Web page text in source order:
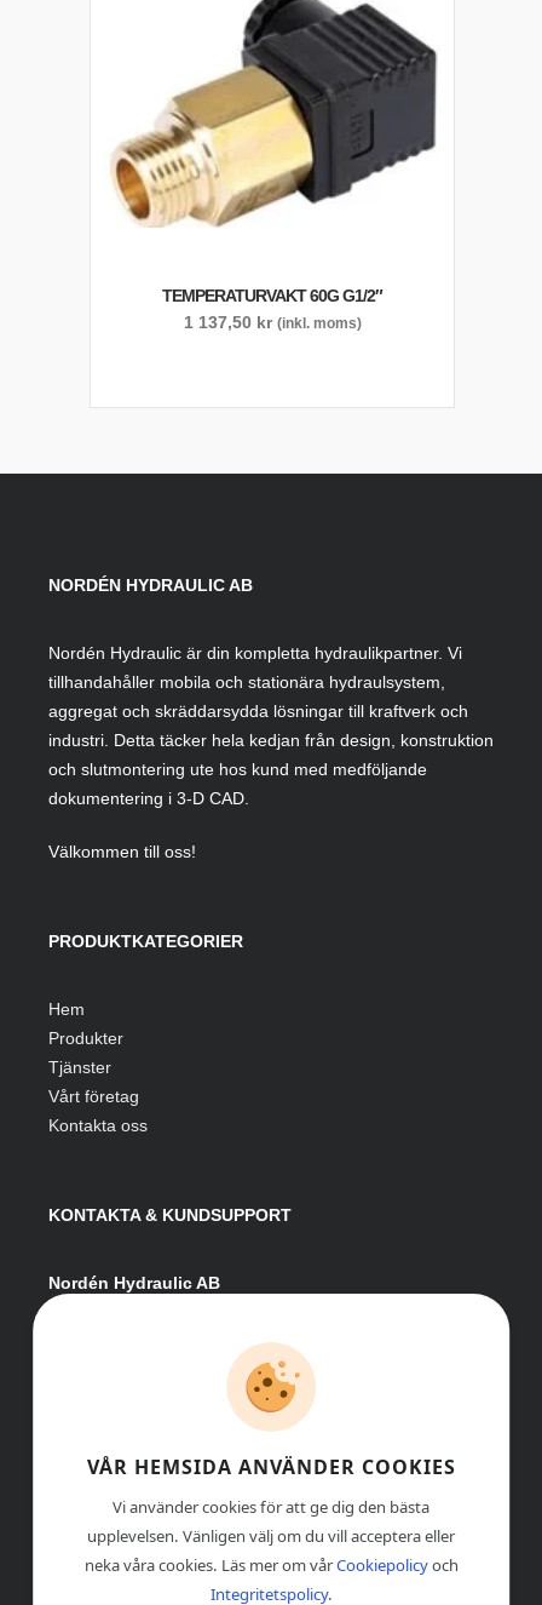
TEMPERATURVAKT 60G G1/2″
1 137,50 kr (inkl. moms)
NORDÉN HYDRAULIC AB
Nordén Hydraulic är din kompletta hydraulikpartner. Vi
tillhandahåller mobila och stationära hydraulsystem,
aggregat och skräddarsydda lösningar till kraftverk och
industri. Detta täcker hela kedjan från design, konstruktion
och slutmontering ute hos kund med medföljande
dokumentering i 3-D CAD.
Välkommen till oss!
PRODUKTKATEGORIER
Hem
Produkter
Tjänster
Vårt företag
Kontakta oss
KONTAKTA & KUNDSUPPORT
Nordén Hydraulic AB
info@nordenhydraulic.se
Org-nr: 556531-8424
VÅR HEMSIDA ANVÄNDER COOKIES
Vi använder cookies för att ge dig den bästa
upplevelsen. Vänligen välj om du vill acceptera eller
neka våra cookies. Läs mer om vårCookiepolicyoch
Integritetspolicy.